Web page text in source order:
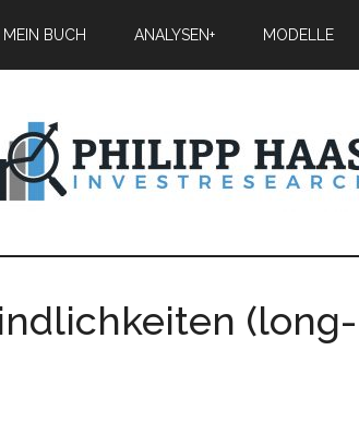
MEIN BUCH ANALYSEN+ MODELLE
(long-